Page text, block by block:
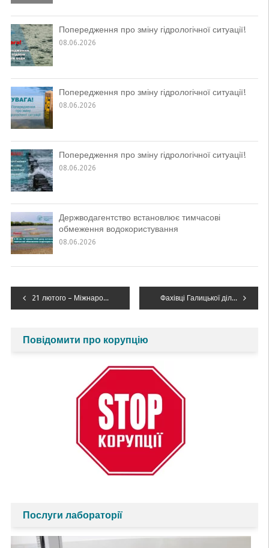
Попередження про зміну гідрологічної ситуації!
08.06.2026
Попередження про зміну гідрологічної ситуації!
08.06.2026
Попередження про зміну гідрологічної ситуації!
08.06.2026
Держводагентство встановлює тимчасові
обмеження водокористування
08.06.2026
Навігація
21 лютого – Міжнародний день рідної мови Фахівці Галицької дільниці проводять обстеження водогосподарських об’єктів
Повідомити про корупцію
Послуги лабораторії